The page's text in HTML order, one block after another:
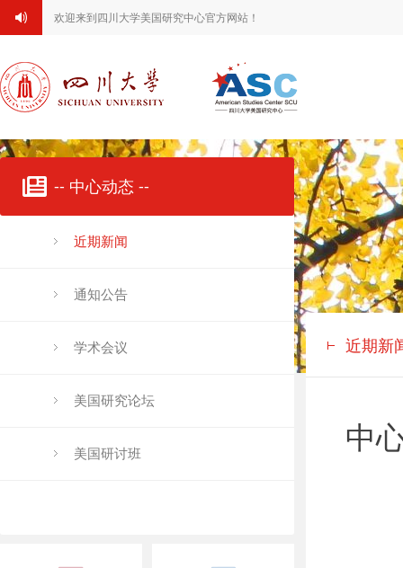
欢迎来到四川大学美国研究中心官方网站！
-- 中心动态 --
近期新闻
通知公告
学术会议
美国研究论坛
美国研讨班
近期新
中